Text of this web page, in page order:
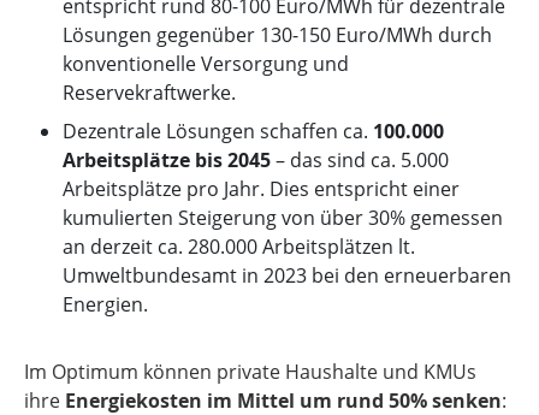
entspricht rund 80-100 Euro/MWh für dezentrale
Lösungen gegenüber 130-150 Euro/MWh durch
konventionelle Versorgung und
Reservekraftwerke.
Dezentrale Lösungen schaffen ca. 100.000
Arbeitsplätze bis 2045– das sind ca. 5.000
Arbeitsplätze pro Jahr. Dies entspricht einer
kumulierten Steigerung von über 30% gemessen
an derzeit ca. 280.000 Arbeitsplätzen lt.
Umweltbundesamt in 2023 bei den erneuerbaren
Energien.
Im Optimum können private Haushalte und KMUs
ihre Energiekosten im Mittel um rund 50% senken: